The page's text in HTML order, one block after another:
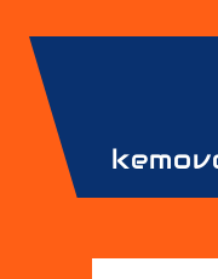
content